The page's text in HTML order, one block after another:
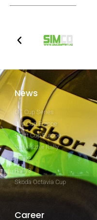
News
GT Cup Series
Clio Cup Europe
Swift Cup Europe
Szilveszter Rally
Rally2
Rally3
Skoda Octavia Cup
Career